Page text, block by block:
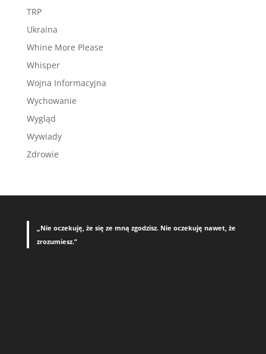
TRP
Ukraina
Whine More Please
Whisper
Wojna Informacyjna
Wychowanie
Wygląd
Wywiady
Zdrowie
„Nie oczekuję, że się ze mną zgodzisz. Nie oczekuję nawet, że
zrozumiesz.”